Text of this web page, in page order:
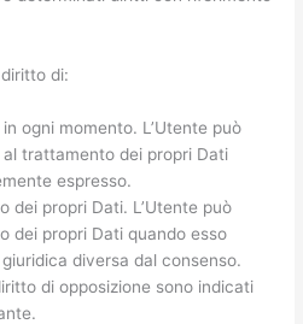
di:
ogni momento. L’Utente può
trattamento dei propri Dati
espresso.
dei propri Dati. L’Utente può
dei propri Dati quando esso
diversa dal consenso.
di opposizione sono indicati